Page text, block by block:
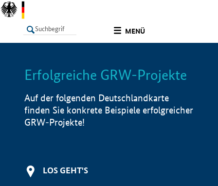
MENÜ
LISTE Info
Erfolgreiche GRW-Projekte
Auf der folgenden Deutschlandkarte
finden Sie konkrete Beispiele erfolgreicher
GRW-Projekte!
LOS GEHT'S